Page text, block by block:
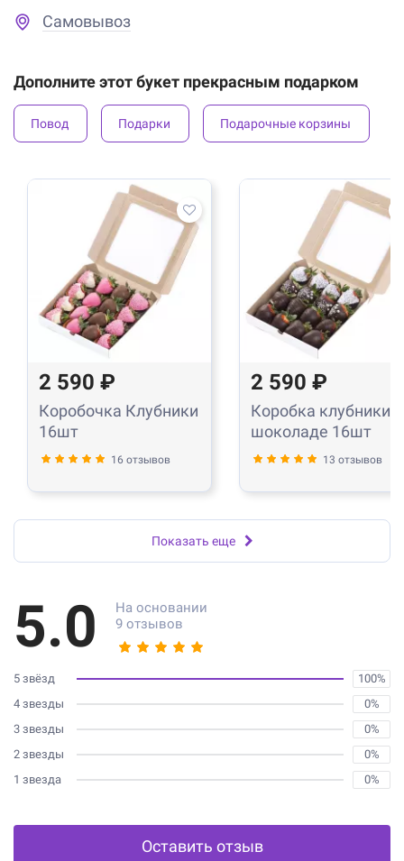
Самовывоз
Дополните этот букет прекрасным подарком
Повод Подарки Подарочные корзины
2 590 ₽
Коробочка Клубники
16шт
16 отзывов
2 590 ₽
Коробка клубники в
шоколаде 16шт
13 отзывов
Показать еще
5.0
На основании
9 отзывов
5 звёзд
100%
4 звезды
0%
3 звезды
0%
2 звезды
0%
1 звезда
0%
Оставить отзыв